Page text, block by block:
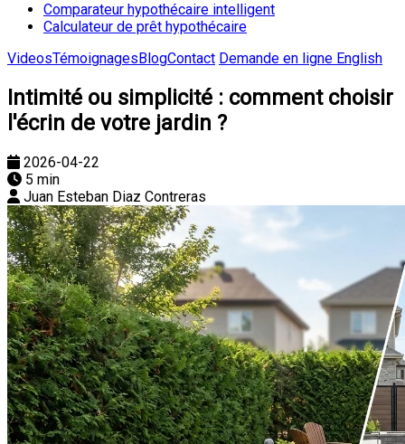
Comparateur hypothécaire intelligent
Calculateur de prêt hypothécaire
VideosTémoignagesBlogContact Demande en ligne English
Intimité ou simplicité : comment choisir
l'écrin de votre jardin ?
2026-04-22
5 min
Juan Esteban Diaz Contreras